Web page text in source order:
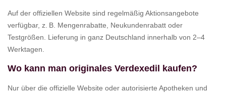
Auf der offiziellen Website sind regelmäßig Aktionsangebote
verfügbar, z. B. Mengenrabatte, Neukundenrabatt oder
Testgrößen. Lieferung in ganz Deutschland innerhalb von 2–4
Werktagen.
Wo kann man originales Verdexedil kaufen?
Nur über die offizielle Website oder autorisierte Apotheken und